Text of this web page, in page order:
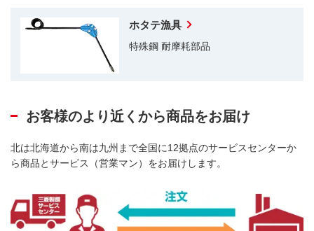
ホタテ漁具
特殊鋼 耐摩耗部品
お客様のより近くから商品をお届け
北は北海道から南は九州まで全国に12拠点のサービスセンターか
ら商品とサービス（営業マン）をお届けします。